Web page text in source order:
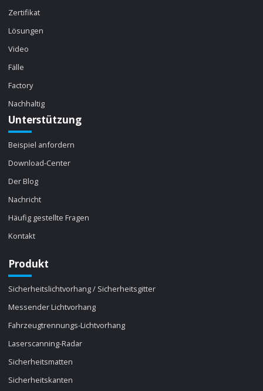
Zertifikat
Lösungen
Video
Fälle
Factory
Nachhaltig
Unterstützung
Beispiel anfordern
Download-Center
Der Blog
Nachricht
Häufig gestellte Fragen
Kontakt
Produkt
Sicherheitslichtvorhang / Sicherheitsgitter
Messender Lichtvorhang
Fahrzeugtrennungs-Lichtvorhang
Laserscanning-Radar
Sicherheitsmatten
Sicherheitskanten